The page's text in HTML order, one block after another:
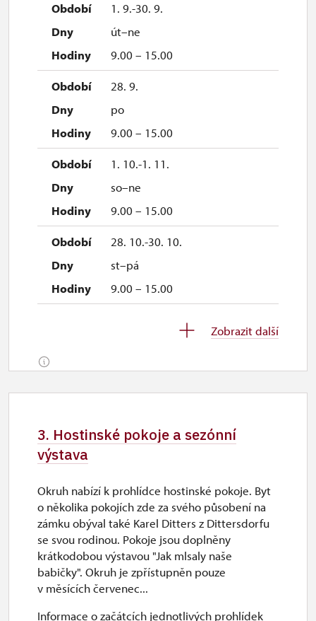
1. 9.-30. 9.
út–ne
9.00 – 15.00
28. 9.
po
9.00 – 15.00
1. 10.-1. 11.
so–ne
9.00 – 15.00
28. 10.-30. 10.
st–pá
9.00 – 15.00
5. 12.-6. 12.
9.00 – 15.00
uzavřen
2027
Zobrazit další
3. Hostinské pokoje a sezónní
výstava
Okruh nabízí k prohlídce hostinské pokoje. Byt
o několika pokojích zde za svého působení na
zámku obýval také Karel Ditters z Dittersdorfu
se svou rodinou. Pokoje jsou doplněny
krátkodobou výstavou "Jak mlsaly naše
babičky". Okruh je zpřístupněn pouze
v měsících červenec...
Informace o začátcích jednotlivých prohlídek